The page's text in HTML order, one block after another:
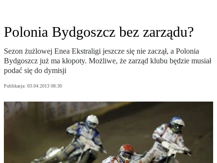
Polonia Bydgoszcz bez zarządu?
Sezon żużlowej Enea Ekstraligi jeszcze się nie zaczął, a Polonia
Bydgoszcz już ma kłopoty. Możliwe, że zarząd klubu będzie musiał
podać się do dymisji
Publikacja: 03.04.2013 08:30